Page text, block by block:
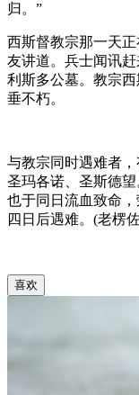
归。”
西斯督教宗那一天
友讲道。兵士闻讯
利斯多公墓。教宗
垂不朽。
与教宗同时遇难者，
圣玛各诺、圣斯德
也于同日流血致命
四日后遇难。(老楞
喜欢